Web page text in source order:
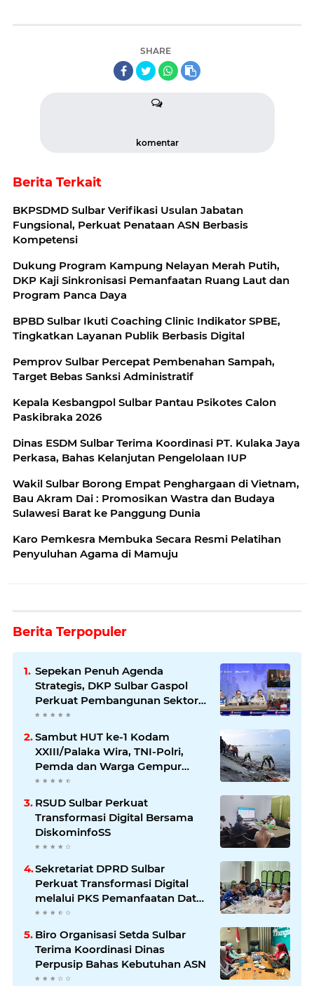
SHARE
komentar
Berita Terkait
BKPSDMD Sulbar Verifikasi Usulan Jabatan
Fungsional, Perkuat Penataan ASN Berbasis
Kompetensi
Dukung Program Kampung Nelayan Merah Putih,
DKP Kaji Sinkronisasi Pemanfaatan Ruang Laut dan
Program Panca Daya
BPBD Sulbar Ikuti Coaching Clinic Indikator SPBE,
Tingkatkan Layanan Publik Berbasis Digital
Pemprov Sulbar Percepat Pembenahan Sampah,
Target Bebas Sanksi Administratif
Kepala Kesbangpol Sulbar Pantau Psikotes Calon
Paskibraka 2026
Dinas ESDM Sulbar Terima Koordinasi PT. Kulaka Jaya
Perkasa, Bahas Kelanjutan Pengelolaan IUP
Wakil Sulbar Borong Empat Penghargaan di Vietnam,
Bau Akram Dai : Promosikan Wastra dan Budaya
Sulawesi Barat ke Panggung Dunia
Karo Pemkesra Membuka Secara Resmi Pelatihan
Penyuluhan Agama di Mamuju
Berita Terpopuler
Sepekan Penuh Agenda
Strategis, DKP Sulbar Gaspol
Perkuat Pembangunan Sektor
Kelautan dan Perikanan
Sambut HUT ke-1 Kodam
XXIII/Palaka Wira, TNI-Polri,
Pemda dan Warga Gempur
Sampah di Pantai Bahari
RSUD Sulbar Perkuat
Transformasi Digital Bersama
DiskominfoSS
Sekretariat DPRD Sulbar
Perkuat Transformasi Digital
melalui PKS Pemanfaatan Data
Kependudukan
Biro Organisasi Setda Sulbar
Terima Koordinasi Dinas
Perpusip Bahas Kebutuhan ASN